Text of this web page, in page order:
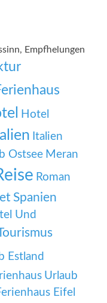
Empfhelungen
Hotel
Italien
Ostsee Meran
Roman
Spanien
Und
Estland
Urlaub
Eifel